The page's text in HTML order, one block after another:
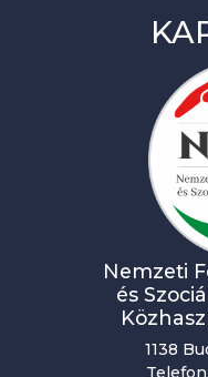
Nemzeti
és
1138